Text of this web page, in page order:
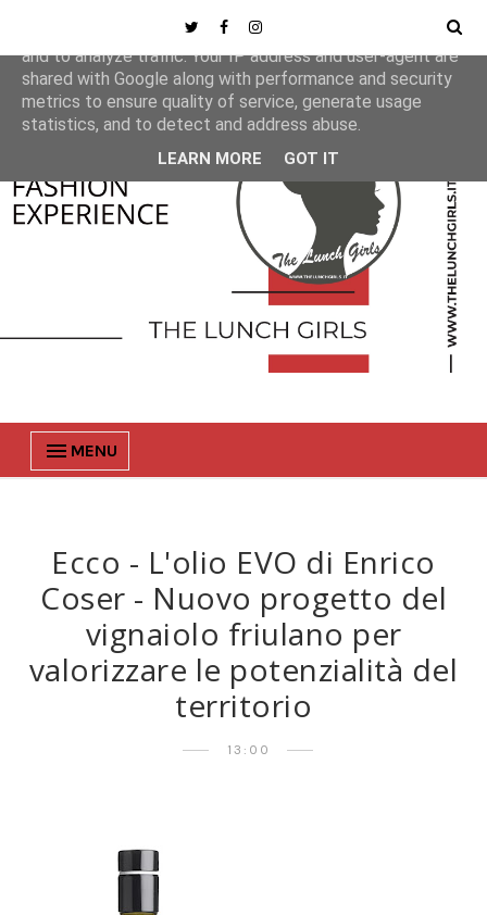
MENU
Ecco - L'olio EVO di Enrico
Coser - Nuovo progetto del
vignaiolo friulano per
valorizzare le potenzialità del
territorio
13:00
This site uses cookies from Google to deliver its services
and to analyze traffic. Your IP address and user-agent are
shared with Google along with performance and security
metrics to ensure quality of service, generate usage
statistics, and to detect and address abuse.
LEARN MORE GOT IT